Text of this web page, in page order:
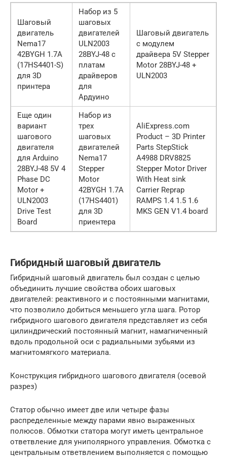
Шаговый
двигатель
Nema17
42BYGH 1.7A
(17HS4401-S)
для 3D
принтера
Набор из 5
шаговых
двигателей
ULN2003
28BYJ-48 с
платам
драйверов
для
Ардуино
Шаговый двигатель
с модулем
драйвера 5V Stepper
Motor 28BYJ-48 +
ULN2003
Еще один
вариант
шагового
двигателя
для Arduino
28BYJ-48 5V 4
Phase DC
Motor +
ULN2003
Drive Test
Board
Набор из
трех
шаговых
двигателей
Nema17
Stepper
Motor
42BYGH 1.7A
(17HS4401)
для 3D
приентера
AliExpress.com
Product – 3D Printer
Parts StepStick
A4988 DRV8825
Stepper Motor Driver
With Heat sink
Carrier Reprap
RAMPS 1.4 1.5 1.6
MKS GEN V1.4 board
Гибридный шаговый двигатель
Гибридный шаговый двигатель был создан с целью
объединить лучшие свойства обоих шаговых
двигателей: реактивного и с постоянными магнитами,
что позволило добиться меньшего угла шага. Ротор
гибридного шагового двигателя представляет из себя
цилиндрический постоянный магнит, намагниченный
вдоль продольной оси с радиальными зубьями из
магнитомягкого материала.
Конструкция гибридного шагового двигателя (осевой
разрез)
Статор обычно имеет две или четыре фазы
распределенные между парами явно выраженных
полюсов. Обмотки статора могут иметь центральное
ответвление для униполярного управления. Обмотка с
центральным ответвлением выполняется с помощью